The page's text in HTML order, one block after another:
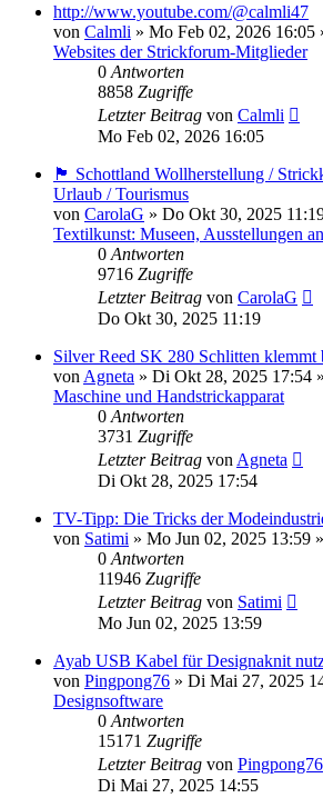
http://www.youtube.com/@calmli47
von Calmli » Mo Feb 02, 2026 16:05
Websites der Strickforum-Mitglieder
0 Antworten
8858 Zugriffe
Letzter Beitrag von Calmli
Mo Feb 02, 2026 16:05
🏴󠁧󠁢󠁳󠁣󠁴󠁿 Schottland Wollherstellung /
Urlaub / Tourismus
von CarolaG » Do Okt 30, 2025
Textilkunst: Museen, Ausstellungen
0 Antworten
9716 Zugriffe
Letzter Beitrag von CarolaG
Do Okt 30, 2025 11:19
Silver Reed SK 280 Schlitten klemmt
von Agneta » Di Okt 28, 2025 17:54
Maschine und Handstrickapparat
0 Antworten
3731 Zugriffe
Letzter Beitrag von Agneta
Di Okt 28, 2025 17:54
TV-Tipp: Die Tricks der
von Satimi » Mo Jun 02, 2025 13:59
0 Antworten
11946 Zugriffe
Letzter Beitrag von Satimi
Mo Jun 02, 2025 13:59
Ayab USB Kabel für Designaknit
von Pingpong76 » Di Mai 27, 2025
Designsoftware
0 Antworten
15171 Zugriffe
Letzter Beitrag von Pingpong76
Di Mai 27, 2025 14:55